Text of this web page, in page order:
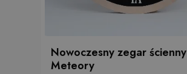
Nowoczesny zegar ścienny
Meteory